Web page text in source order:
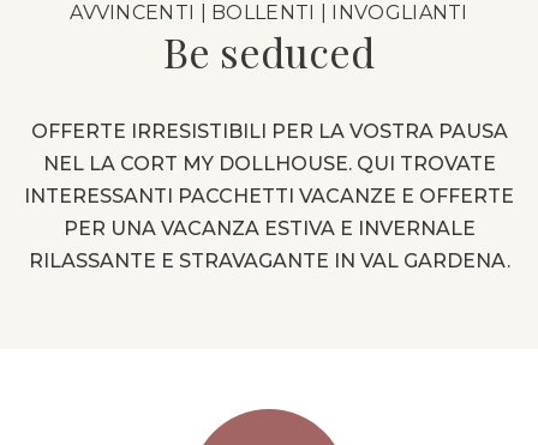
AVVINCENTI | BOLLENTI | INVOGLIANTI
Be seduced
OFFERTE IRRESISTIBILI PER LA VOSTRA PAUSA
NEL LA CORT MY DOLLHOUSE. QUI TROVATE
INTERESSANTI PACCHETTI VACANZE E OFFERTE
PER UNA VACANZA ESTIVA E INVERNALE
RILASSANTE E STRAVAGANTE IN VAL GARDENA.